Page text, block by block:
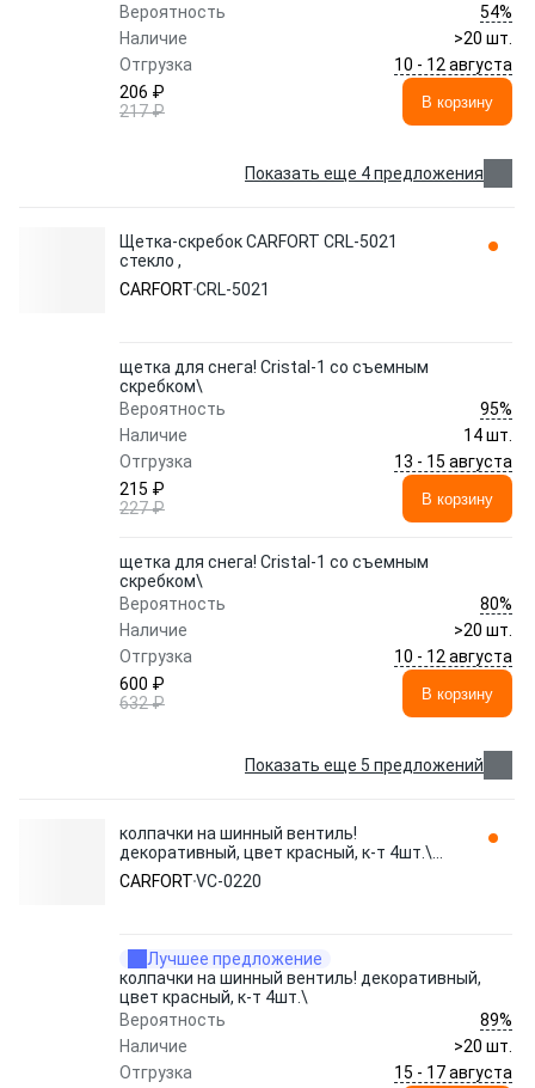
Вероятность
54%
Наличие
>20 шт.
Отгрузка
10 - 12 августа
206 ₽
217 ₽
В корзину
Показать еще 4 предложения
Щетка-скребок CARFORT CRL-5021
стекло ,
CARFORTCRL-5021
щетка для снега! Cristal-1 со съемным
скребком\
Вероятность
95%
Наличие
14 шт.
Отгрузка
13 - 15 августа
215 ₽
227 ₽
В корзину
щетка для снега! Cristal-1 со съемным
скребком\
Вероятность
80%
Наличие
>20 шт.
Отгрузка
10 - 12 августа
600 ₽
632 ₽
В корзину
Показать еще 5 предложений
колпачки на шинный вентиль!
декоративный, цвет красный, к-т 4шт.\
VC-0220 CARFORT
CARFORTVC-0220
Лучшее предложение
колпачки на шинный вентиль! декоративный,
цвет красный, к-т 4шт.\
Вероятность
89%
Наличие
>20 шт.
Отгрузка
15 - 17 августа